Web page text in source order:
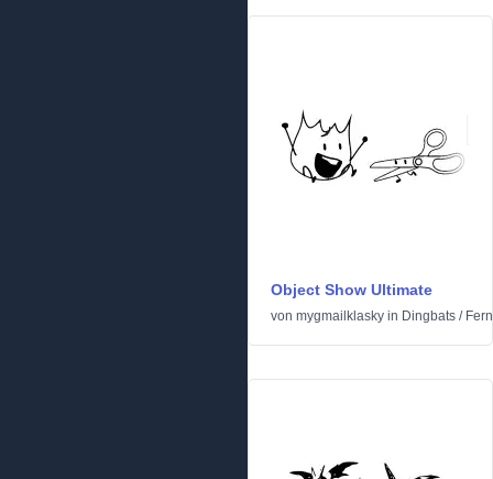
Object Show Ultimate
von mygmailklasky in Dingbats /